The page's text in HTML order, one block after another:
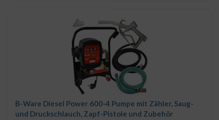
B-Ware Diesel Power 600-4 Pumpe mit Zähler, Saug-
und Druckschlauch, Zapf-Pistole und Zubehör